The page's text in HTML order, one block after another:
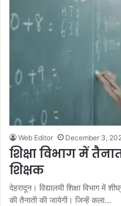
Web Editor December 3,
शिक्षा विभाग में
शिक्षक
देहरादून। विद्यालयी शिक्षा विभाग में
की तैनाती की जायेगी। जिन्हें कला…